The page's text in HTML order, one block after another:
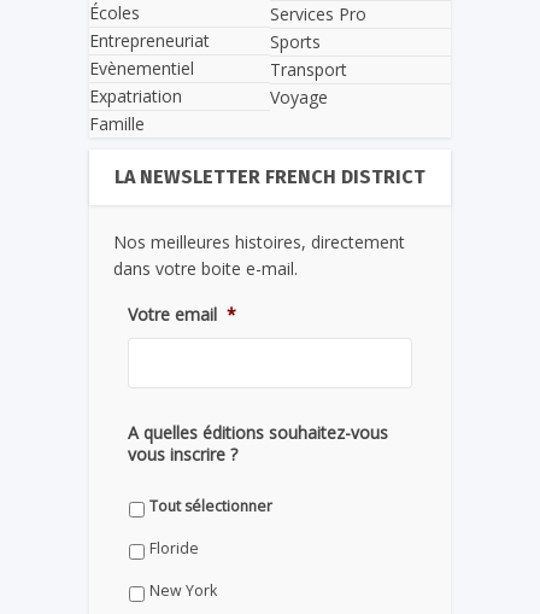
Écoles
Entrepreneuriat
Evènementiel
Expatriation
Famille
Services Pro
Sports
Transport
Voyage
LA NEWSLETTER FRENCH DISTRICT
Nos meilleures histoires, directement
dans votre boite e-mail.
Votre email *
A quelles éditions souhaitez-vous
vous inscrire ?
Tout sélectionner
Floride
New York